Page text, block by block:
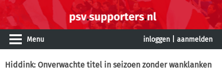
Menu inloggen aanmelden
Hiddink: Onverwachte titel in seizoen zonder wanklanken